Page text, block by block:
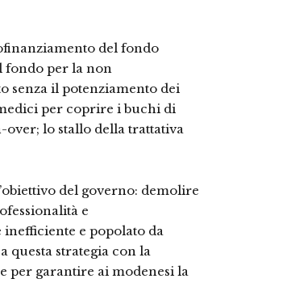
del fondo
fondo per la non
senza il potenziamento dei
per coprire i buchi di
lo stallo della trattativa
del governo: demolire
e
e popolato da
questa strategia con la
per garantire ai modenesi la